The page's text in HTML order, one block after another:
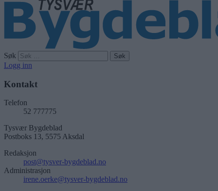
Søk
Logg inn
Kontakt
Telefon
52 777775
Tysvær Bygdeblad
Postboks 13, 5575 Aksdal
Redaksjon
post@tysver-bygdeblad.no
Administrasjon
irene.oerke@tysver-bygdeblad.no